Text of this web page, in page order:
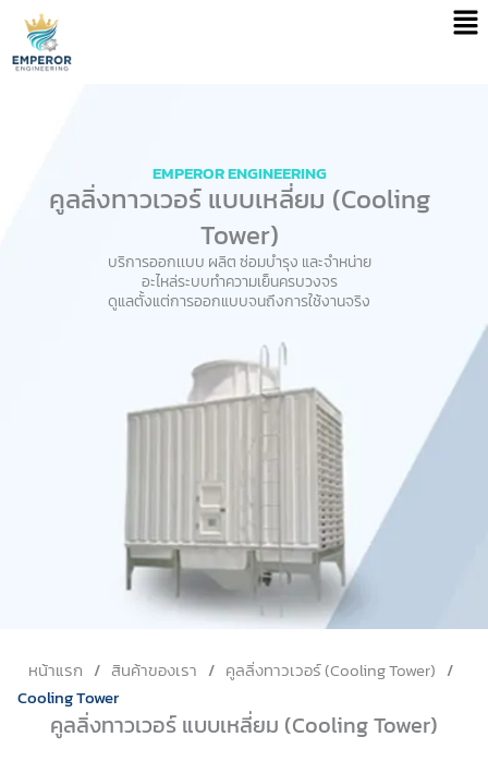
content
EMPEROR ENGINEERING
คูลลิ่งทาวเวอร์ แบบเหลี่ยม (Cooling
Tower)​
บริการออกเเบบ ผลิต ซ่อมบำรุง และจำหน่าย
อะไหล่ระบบทำความเย็นครบวงจร
ดูแลตั้งแต่การออกแบบจนถึงการใช้งานจริง
หน้าแรก / สินค้าของเรา / คูลลิ่งทาวเวอร์ (Cooling Tower) /
Cooling Tower
คูลลิ่งทาวเวอร์ แบบเหลี่ยม (Cooling Tower)